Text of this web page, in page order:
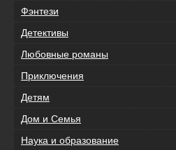
Фэнтези
Детективы
Любовные романы
Приключения
Детям
Дом и Семья
Наука и образование